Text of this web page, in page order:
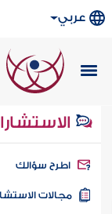
عربي
سؤالك